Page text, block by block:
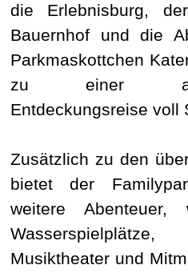
die Erlebnisburg,
Bauernhof und die
Parkmaskottchen
zu einer
Entdeckungsreise voll
Zusätzlich zu den
bietet der
weitere
Musiktheater und